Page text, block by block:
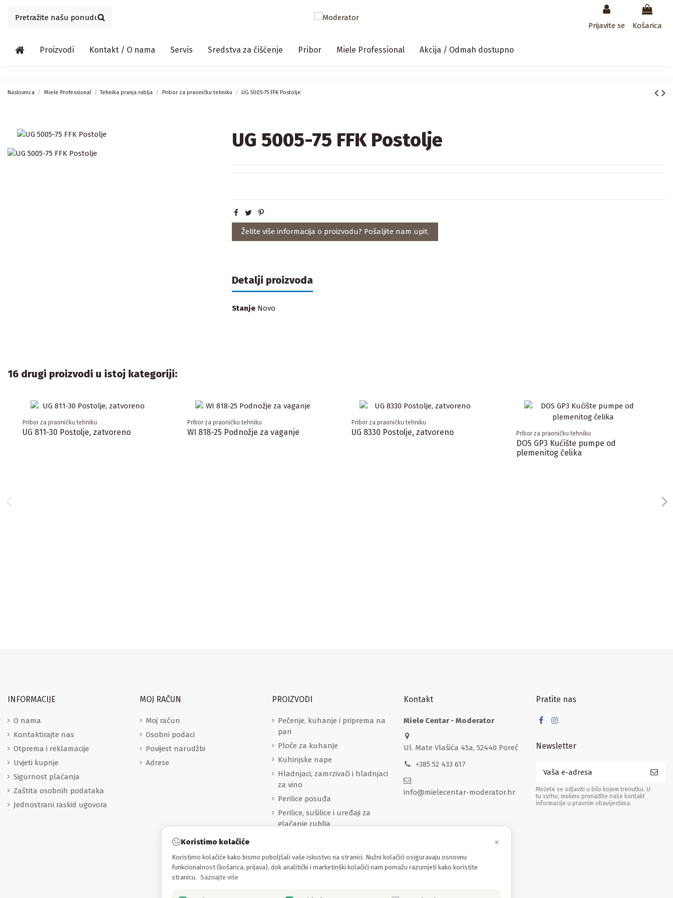
Prijavite se Košarica
Proizvodi Kontakt / O nama Servis Sredstva za čišćenje Pribor Miele Professional Akcija / Odmah dostupno
Naslovnica Miele Professional Tehnika pranja rublja Pribor za praoničku tehniku UG 5005-75 FFK Postolje
UG 5005-75 FFK Postolje
Želite više informacija o proizvodu? Pošaljite nam upit.
Detalji proizvoda
Stanje Novo
16 drugi proizvodi u istoj kategoriji:
Pribor za praoničku tehniku
UG 811-30 Postolje, zatvoreno
Pribor za praoničku tehniku
WI 818-25 Podnožje za vaganje
Pribor za praoničku tehniku
UG 8330 Postolje, zatvoreno Pribor za praoničku tehniku
DOS GP3 Kućište pumpe od
plemenitog čelika
Koristimo kolačiće ×
Koristimo kolačiće kako bismo poboljšali vaše iskustvo na stranici. Nužni kolačići osiguravaju osnovnu
funkcionalnost (košarica, prijava), dok analitički i marketinški kolačići nam pomažu razumjeti kako koristite
stranicu. Saznajte više
INFORMACIJE
O nama
Kontaktirajte nas
Otprema i reklamacije
Uvjeti kupnje
Sigurnost plaćanja
Zaštita osobnih podataka
Jednostrani raskid ugovora
MOJ RAČUN
Moj račun
Osobni podaci
Povijest narudžbi
Adrese
PROIZVODI
Pečenje, kuhanje i priprema na
pari
Ploče za kuhanje
Kuhinjske nape
Hladnjaci, zamrzivači i hladnjaci
za vino
Perilice posuđa
Perilice, sušilice i uređaji za
glačanje rublja
Pribor
Kontakt
Miele Centar - Moderator
Ul. Mate Vlašića 45a, 52440 Poreč
+385 52 433 617
info@mielecentar-moderator.hr
Pratite nas
Newsletter
Možete se odjaviti u bilo kojem trenutku. U
tu svrhu, molimo pronađite naše kontakt
informacije u pravnim obavijestima.